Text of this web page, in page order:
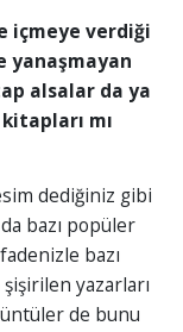
içmeye verdiği
yanaşmayan
alsalar da ya
mı
dediğiniz gibi
bazı popüler
bazı
yazarları
de bunu